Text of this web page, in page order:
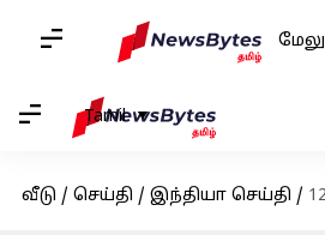
Tamil
வீடு / செய்தி / இந்தியா செய்தி /